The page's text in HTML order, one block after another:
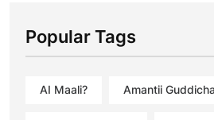
Popular Tags
AI Maali? Amantii